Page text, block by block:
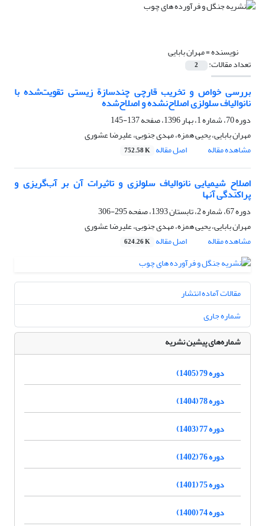
نویسنده =مهران بابایی
تعداد مقالات: 2
بررسی خواص و تخریب قارچی چندسازة زیستی تقویت‌شده با
نانو‌الیاف سلولزی اصلاح‌نشده و اصلاح‌شده
دوره 70، شماره 1، بهار 1396، صفحه
137-145
مهران بابایی، یحیی همزه، مهدی جنوبی، علیرضا عشوری
مشاهده مقاله
اصل مقاله 752.58 K
اصلاح شیمیایی نانوالیاف سلولزی و تاثیرات آن بر آب‌گریزی و
پراکندگی آنها
دوره 67، شماره 2، تابستان 1393، صفحه
295-306
مهران بابایی، یحیی همزه، مهدی جنوبی، علیرضا عشوری
مشاهده مقاله
اصل مقاله 624.26 K
مقالات آماده انتشار
شماره جاری
شماره‌های پیشین نشریه
دوره 79 (1405)
دوره 78 (1404)
دوره 77 (1403)
دوره 76 (1402)
دوره 75 (1401)
دوره 74 (1400)